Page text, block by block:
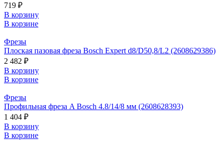
719 ₽
В корзину
В корзине
Фрезы
Плоская пазовая фреза Bosch Expert d8/D50,8/L2 (2608629386)
2 482 ₽
В корзину
В корзине
Фрезы
Профильная фреза A Bosch 4.8/14/8 мм (2608628393)
1 404 ₽
В корзину
В корзине